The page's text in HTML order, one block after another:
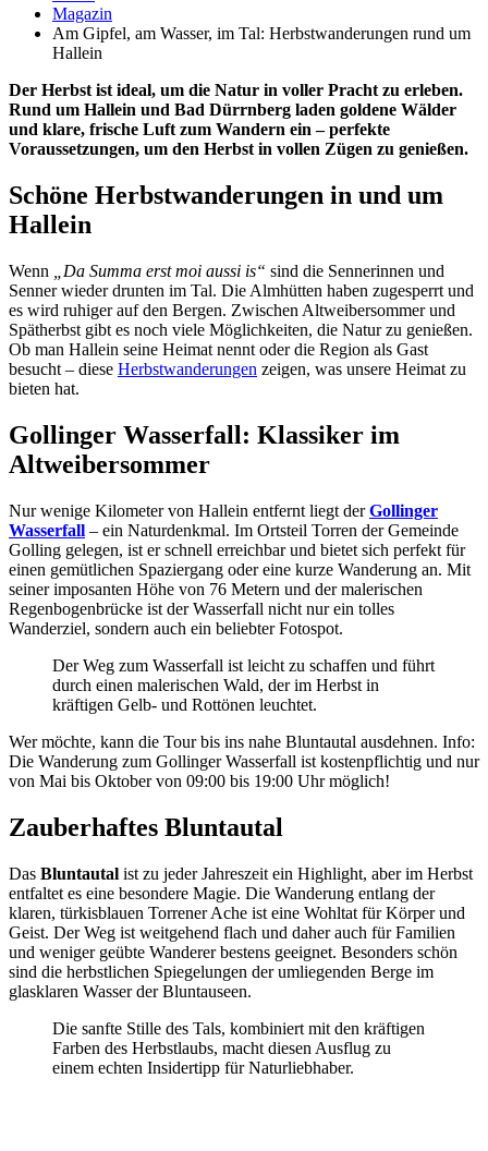
Magazin
Am Gipfel, am Wasser, im Tal: Herbstwanderungen rund um
Hallein
Der Herbst ist ideal, um die Natur in voller Pracht zu erleben.
Rund um Hallein und Bad Dürrnberg laden goldene Wälder
und klare, frische Luft zum Wandern ein – perfekte
Voraussetzungen, um den Herbst in vollen Zügen zu genießen.
Schöne Herbstwanderungen in und um
Hallein
Wenn „Da Summa erst moi aussi is“ sind die Sennerinnen und
Senner wieder drunten im Tal. Die Almhütten haben zugesperrt und
es wird ruhiger auf den Bergen. Zwischen Altweibersommer und
Spätherbst gibt es noch viele Möglichkeiten, die Natur zu genießen.
Ob man Hallein seine Heimat nennt oder die Region als Gast
besucht – diese Herbstwanderungen zeigen, was unsere Heimat zu
bieten hat.
Gollinger Wasserfall: Klassiker im
Altweibersommer
Nur wenige Kilometer von Hallein entfernt liegt derGollinger
Wasserfall – ein Naturdenkmal. Im Ortsteil Torren der Gemeinde
Golling gelegen, ist er schnell erreichbar und bietet sich perfekt für
einen gemütlichen Spaziergang oder eine kurze Wanderung an. Mit
seiner imposanten Höhe von 76 Metern und der malerischen
Regenbogenbrücke ist der Wasserfall nicht nur ein tolles
Wanderziel, sondern auch ein beliebter Fotospot.
Der Weg zum Wasserfall ist leicht zu schaffen und führt
durch einen malerischen Wald, der im Herbst in
kräftigen Gelb- und Rottönen leuchtet.
Wer möchte, kann die Tour bis ins nahe Bluntautal ausdehnen. Info:
Die Wanderung zum Gollinger Wasserfall ist kostenpflichtig und nur
von Mai bis Oktober von 09:00 bis 19:00 Uhr möglich!
Zauberhaftes Bluntautal
Das Bluntautal ist zu jeder Jahreszeit ein Highlight, aber im Herbst
entfaltet es eine besondere Magie. Die Wanderung entlang der
klaren, türkisblauen Torrener Ache ist eine Wohltat für Körper und
Geist. Der Weg ist weitgehend flach und daher auch für Familien
und weniger geübte Wanderer bestens geeignet. Besonders schön
sind die herbstlichen Spiegelungen der umliegenden Berge im
glasklaren Wasser der Bluntauseen.
Die sanfte Stille des Tals, kombiniert mit den kräftigen
Farben des Herbstlaubs, macht diesen Ausflug zu
einem echten Insidertipp für Naturliebhaber.